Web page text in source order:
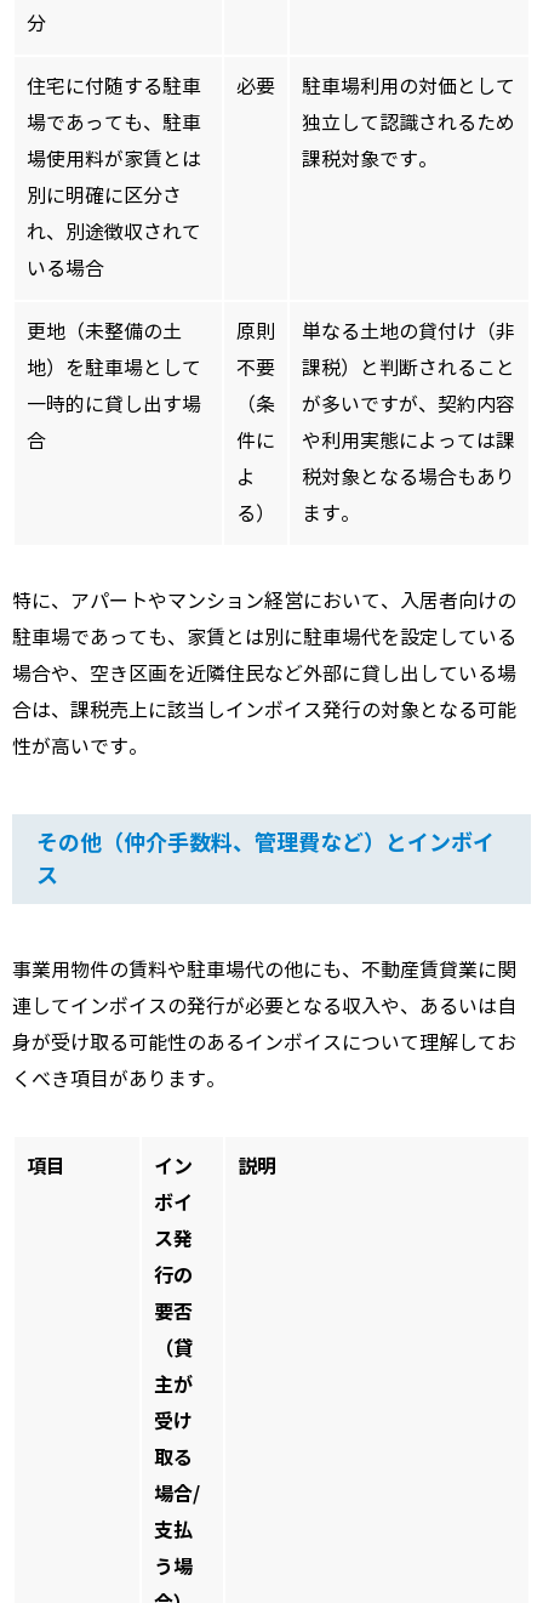
分
住宅に付随する駐車
場であっても、駐車
場使用料が家賃とは
別に明確に区分さ
れ、別途徴収されて
いる場合
必要
駐車場利用の対価として
独立して認識されるため
課税対象です。
更地（未整備の土
地）を駐車場として
一時的に貸し出す場
合
原則
不要
（条
件に
よ
る）
単なる土地の貸付け（非
課税）と判断されること
が多いですが、契約内容
や利用実態によっては課
税対象となる場合もあり
ます。
特に、アパートやマンション経営において、入居者向けの
駐車場であっても、家賃とは別に駐車場代を設定している
場合や、空き区画を近隣住民など外部に貸し出している場
合は、課税売上に該当しインボイス発行の対象となる可能
性が高いです。
その他（仲介手数料、管理費など）とインボイ
ス
事業用物件の賃料や駐車場代の他にも、不動産賃貸業に関
連してインボイスの発行が必要となる収入や、あるいは自
身が受け取る可能性のあるインボイスについて理解してお
くべき項目があります。
項目
イン
ボイ
ス発
行の
要否
（貸
主が
受け
取る
場合/
支払
う場
説明